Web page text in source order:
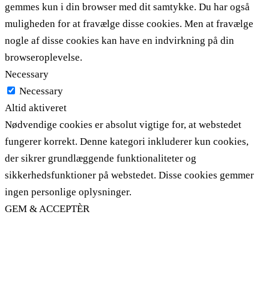
gemmes kun i din browser med dit samtykke. Du har også
muligheden for at fravælge disse cookies. Men at fravælge
nogle af disse cookies kan have en indvirkning på din
browseroplevelse.
Necessary
Necessary
Altid aktiveret
Nødvendige cookies er absolut vigtige for, at webstedet
fungerer korrekt. Denne kategori inkluderer kun cookies,
der sikrer grundlæggende funktionaliteter og
sikkerhedsfunktioner på webstedet. Disse cookies gemmer
ingen personlige oplysninger.
GEM & ACCEPTÈR